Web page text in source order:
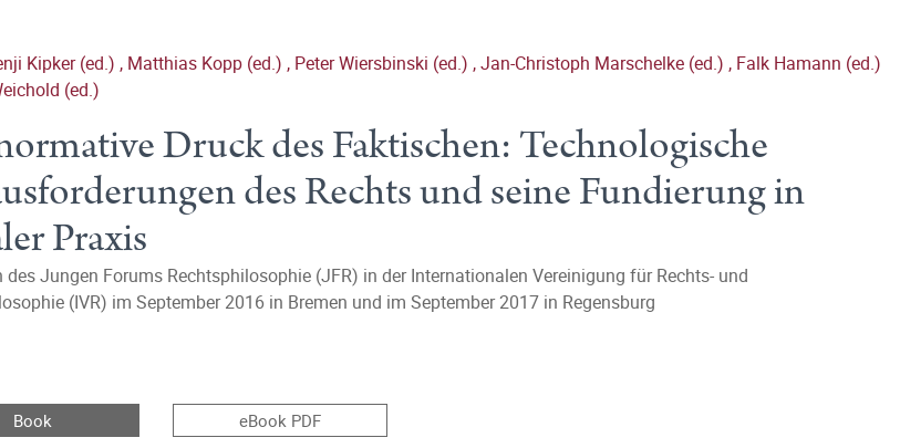
Kipker (ed.) , Matthias Kopp (ed.) , Peter Wiersbinski (ed.) ,Jan-Christoph Marschelke (ed.) , Falk Hamann (ed.)
(ed.)
Druck des Faktischen: Technologische
des Rechts und seine Fundierung in
Praxis
des Jungen Forums Rechtsphilosophie (JFR) in der Internationalen Vereinigung für Rechts- und
(IVR) im September 2016 in Bremen und im September 2017 in Regensburg
Book eBook PDF